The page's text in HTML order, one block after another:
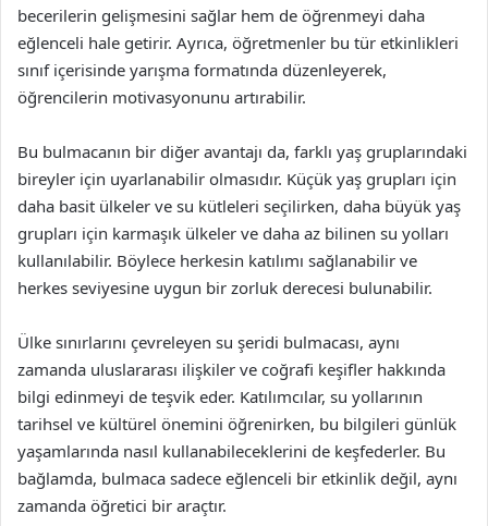
becerilerin gelişmesini sağlar hem de öğrenmeyi daha
eğlenceli hale getirir. Ayrıca, öğretmenler bu tür etkinlikleri
sınıf içerisinde yarışma formatında düzenleyerek,
öğrencilerin motivasyonunu artırabilir.
Bu bulmacanın bir diğer avantajı da, farklı yaş gruplarındaki
bireyler için uyarlanabilir olmasıdır. Küçük yaş grupları için
daha basit ülkeler ve su kütleleri seçilirken, daha büyük yaş
grupları için karmaşık ülkeler ve daha az bilinen su yolları
kullanılabilir. Böylece herkesin katılımı sağlanabilir ve
herkes seviyesine uygun bir zorluk derecesi bulunabilir.
Ülke sınırlarını çevreleyen su şeridi bulmacası, aynı
zamanda uluslararası ilişkiler ve coğrafi keşifler hakkında
bilgi edinmeyi de teşvik eder. Katılımcılar, su yollarının
tarihsel ve kültürel önemini öğrenirken, bu bilgileri günlük
yaşamlarında nasıl kullanabileceklerini de keşfederler. Bu
bağlamda, bulmaca sadece eğlenceli bir etkinlik değil, aynı
zamanda öğretici bir araçtır.